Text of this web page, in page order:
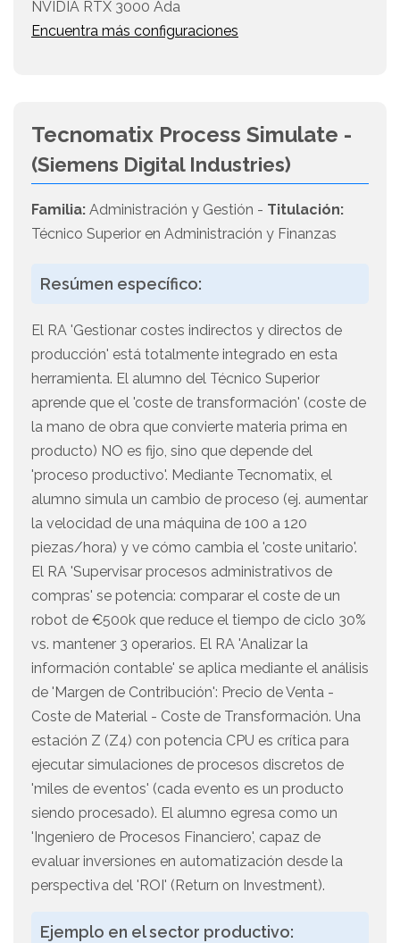
NVIDIA RTX 3000 Ada
Encuentra más configuraciones
Tecnomatix Process Simulate -
(Siemens Digital Industries)
Familia: Administración y Gestión - Titulación:
Técnico Superior en Administración y Finanzas
Resúmen específico:
El RA 'Gestionar costes indirectos y directos de
producción' está totalmente integrado en esta
herramienta. El alumno del Técnico Superior
aprende que el 'coste de transformación' (coste de
la mano de obra que convierte materia prima en
producto) NO es fijo, sino que depende del
'proceso productivo'. Mediante Tecnomatix, el
alumno simula un cambio de proceso (ej. aumentar
la velocidad de una máquina de 100 a 120
piezas/hora) y ve cómo cambia el 'coste unitario'.
El RA 'Supervisar procesos administrativos de
compras' se potencia: comparar el coste de un
robot de €500k que reduce el tiempo de ciclo 30%
vs. mantener 3 operarios. El RA 'Analizar la
información contable' se aplica mediante el análisis
de 'Margen de Contribución': Precio de Venta -
Coste de Material - Coste de Transformación. Una
estación Z (Z4) con potencia CPU es crítica para
ejecutar simulaciones de procesos discretos de
'miles de eventos' (cada evento es un producto
siendo procesado). El alumno egresa como un
'Ingeniero de Procesos Financiero', capaz de
evaluar inversiones en automatización desde la
perspectiva del 'ROI' (Return on Investment).
Ejemplo en el sector productivo: